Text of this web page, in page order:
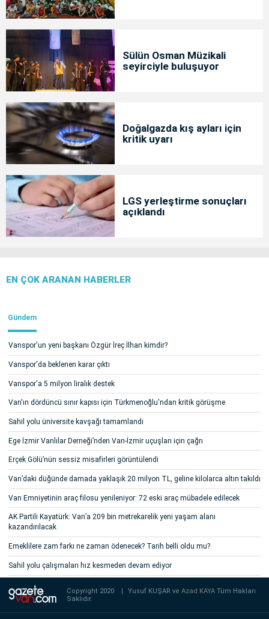
Sülün Osman Müzikali
seyirciyle buluşuyor
Doğalgazda kış ayları için
kritik uyarı
LGS yerleştirme sonuçları
açıklandı
EN ÇOK ARANAN HABERLER
Gündem
Vanspor'un yeni başkanı Özgür İreç İlhan kimdir?
Vanspor'da beklenen karar çıktı
Vanspor'a 5 milyon liralık destek
Van'ın dördüncü sınır kapısı için Türkmenoğlu'ndan kritik görüşme
Sahil yolu üniversite kavşağı tamamlandı
Ege İzmir Vanlılar Derneği’nden Van-İzmir uçuşları için çağrı
Erçek Gölü’nün sessiz misafirleri görüntülendi
Van’daki düğünde damada yaklaşık 20 milyon TL, geline kilolarca altın takıldı
Van Emniyetinin araç filosu yenileniyor: 72 eski araç mübadele edilecek
AK Partili Kayatürk: Van’a 209 bin metrekarelik yeni yaşam alanı
kazandırılacak
Emeklilere zam farkı ne zaman ödenecek? Tarih belli oldu mu?
Sahil yolu çalışmaları hız kesmeden devam ediyor
Copyright 2020 Yusuf KUŞAR veAzad KAYATüm Hakları
Saklıdır.